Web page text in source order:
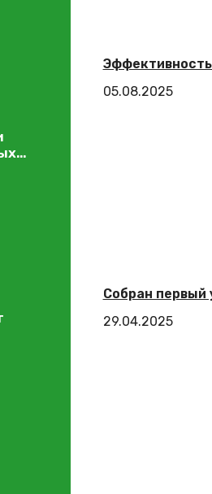
05.08.2025
Собран первый
29.04.2025